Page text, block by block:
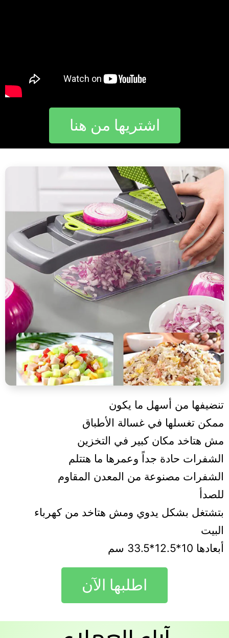
اشتريها من هنا
تنضيفها من أسهل ما يكون
ممكن تغسلها في غسالة الأطباق
مش هتاخد مكان كبير في التخزين
الشفرات حادة جداً وعمرها ما هتتلم
الشفرات مصنوعة من المعدن المقاوم
للصدأ
بتشتغل بشكل يدوي ومش هتاخد من كهرباء
البيت
أبعادها 10*12.5*33.5 سم
اطلبها الآن